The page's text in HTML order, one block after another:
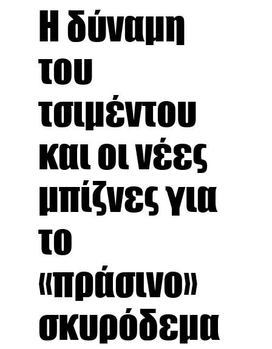
Η δύναμη
του
τσιμέντου
και οι νέες
μπίζνες για
το
«πράσινο»
σκυρόδεμα